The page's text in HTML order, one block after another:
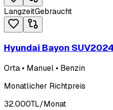
LangzeitGebraucht
Hyundai Bayon SUV2024
Orta • Manuel • Benzin
Monatlicher Richtpreis
32.000TL/Monat